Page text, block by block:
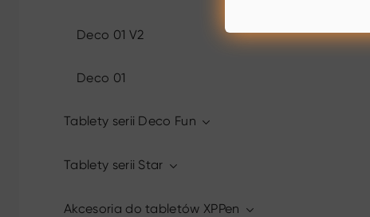
Deco 01 V2
Deco 01
Tablety serii Deco Fun
Tablety serii Star
Akcesoria do tabletów XPPen